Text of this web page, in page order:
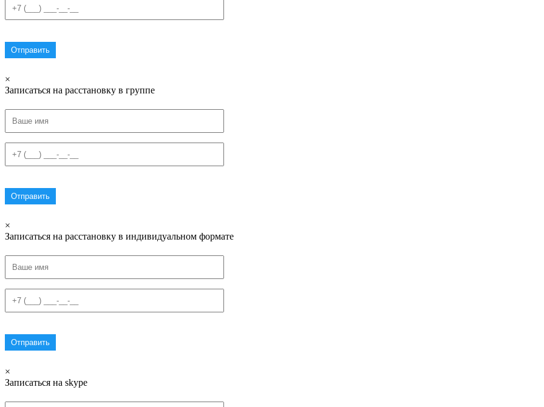
×
Записаться на расстановку в группе
×
Записаться на расстановку в индивидуальном формате
×
Записаться на skype